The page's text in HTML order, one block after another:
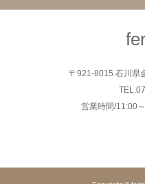
〒921-8015 石川県
営業時間/11:00